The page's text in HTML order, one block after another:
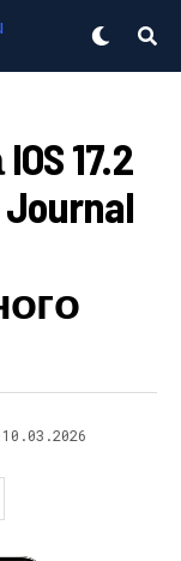
17.2
10.03.2026